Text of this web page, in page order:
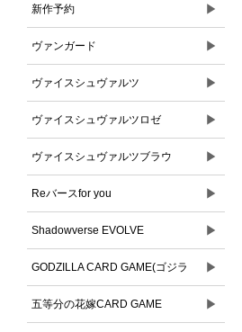
新作予約 ▶
ヴァンガード ▶
ヴァイスシュヴァルツ ▶
ヴァイスシュヴァルツロゼ ▶
ヴァイスシュヴァルツブラウ ▶
Reバースfor you ▶
Shadowverse EVOLVE ▶
GODZILLA CARD GAME(ゴジラ
カードゲーム)
▶
五等分の花嫁CARD GAME ▶